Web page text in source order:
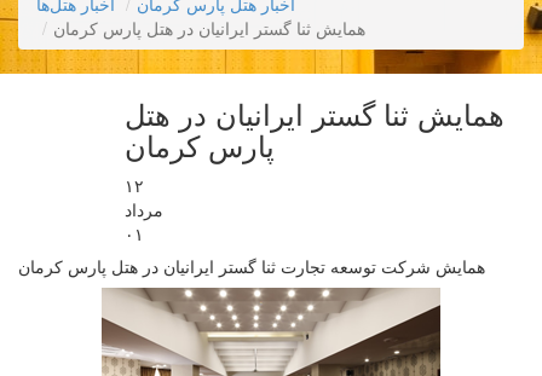
همایش ثنا گستر ایرانیان در هتل پارس کرمان
همایش ثنا گستر ایرانیان در هتل
پارس کرمان
۱۲
مرداد
۰۱
همایش شرکت توسعه تجارت ثنا گستر ایرانیان در هتل پارس کرمان